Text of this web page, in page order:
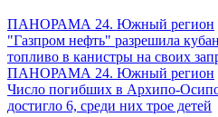
ПАНОРАМА 24. Южный регион
"Газпром нефть" разрешила
топливо в канистры на своих
ПАНОРАМА 24. Южный регион
Число погибших в Архипо-
достигло 6, среди них трое детей